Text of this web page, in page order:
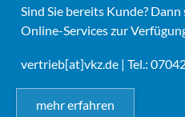
Sind Sie bereits Kunde?
Online-Services zur
vertrieb[at]vkz.de | Tel.:
mehr erfahren